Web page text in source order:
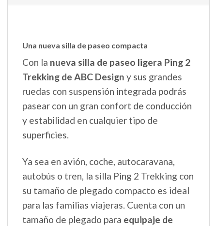
Una nueva silla de paseo compacta
Con la nueva silla de paseo ligera Ping 2
Trekking de ABC Design y sus grandes
ruedas con suspensión integrada podrás
pasear con un gran confort de conducción
y estabilidad en cualquier tipo de
superficies.
Ya sea en avión, coche, autocaravana,
autobús o tren, la silla Ping 2 Trekking con
su tamaño de plegado compacto es ideal
para las familias viajeras. Cuenta con un
tamaño de plegado para equipaje de